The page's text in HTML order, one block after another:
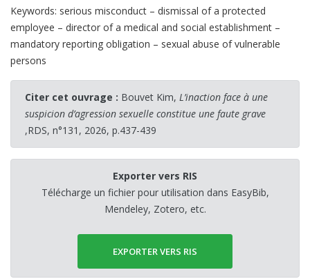
Keywords: serious misconduct – dismissal of a protected
employee – director of a medical and social establishment –
mandatory reporting obligation – sexual abuse of vulnerable
persons
Citer cet ouvrage : Bouvet Kim, L’inaction face à une
suspicion d’agression sexuelle constitue une faute grave
,RDS, n°131, 2026, p.437-439
Exporter vers RIS
Télécharge un fichier pour utilisation dans EasyBib,
Mendeley, Zotero, etc.
EXPORTER VERS RIS